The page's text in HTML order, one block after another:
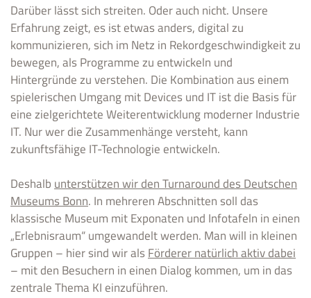
Darüber lässt sich streiten. Oder auch nicht. Unsere
Erfahrung zeigt, es ist etwas anders, digital zu
kommunizieren, sich im Netz in Rekordgeschwindigkeit zu
bewegen, als Programme zu entwickeln und
Hintergründe zu verstehen. Die Kombination aus einem
spielerischen Umgang mit Devices und IT ist die Basis für
eine zielgerichtete Weiterentwicklung moderner Industrie
IT. Nur wer die Zusammenhänge versteht, kann
zukunftsfähige IT-Technologie entwickeln.
Deshalb unterstützen wir den Turnaround des Deutschen
Museums Bonn. In mehreren Abschnitten soll das
klassische Museum mit Exponaten und Infotafeln in einen
„Erlebnisraum“ umgewandelt werden. Man will in kleinen
Gruppen – hier sind wir als Förderer natürlich aktiv dabei
– mit den Besuchern in einen Dialog kommen, um in das
zentrale Thema KI einzuführen.